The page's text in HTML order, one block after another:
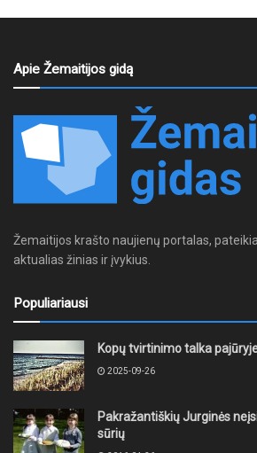
Apie Žemaitijos gidą
Žemaitijos krašto naujienų portalas,
aktualias žinias ir įvykius.
Populiariausi
Kopų tvirtinimo talka
2025-09-26
Pakražantiškių Jurginės
sūrių